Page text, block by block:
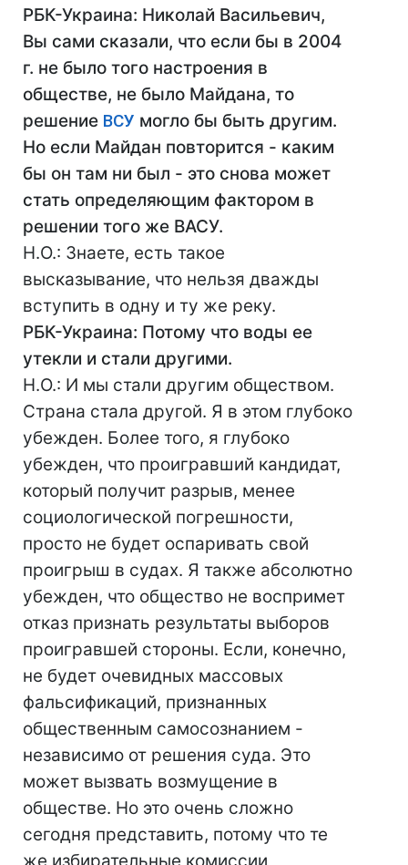
РБК-Украина: Николай Васильевич,
Вы сами сказали, что если бы в 2004
г. не было того настроения в
обществе, не было Майдана, то
решение ВСУ могло бы быть другим.
Но если Майдан повторится - каким
бы он там ни был - это снова может
стать определяющим фактором в
решении того же ВАСУ.
Н.О.: Знаете, есть такое
высказывание, что нельзя дважды
вступить в одну и ту же реку.
РБК-Украина: Потому что воды ее
утекли и стали другими.
Н.О.: И мы стали другим обществом.
Страна стала другой. Я в этом глубоко
убежден. Более того, я глубоко
убежден, что проигравший кандидат,
который получит разрыв, менее
социологической погрешности,
просто не будет оспаривать свой
проигрыш в судах. Я также абсолютно
убежден, что общество не воспримет
отказ признать результаты выборов
проигравшей стороны. Если, конечно,
не будет очевидных массовых
фальсификаций, признанных
общественным самосознанием -
независимо от решения суда. Это
может вызвать возмущение в
обществе. Но это очень сложно
сегодня представить, потому что те